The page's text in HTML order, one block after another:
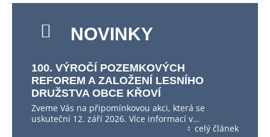
NOVINKY
100. VÝROČÍ POZEMKOVÝCH
REFOREM A ZALOŽENÍ LESNÍHO
DRUŽSTVA OBCE KŘOVÍ
Zveme Vás na připomínkovou akci, která se
uskuteční 12. září 2026. Více informací v…
celý článek